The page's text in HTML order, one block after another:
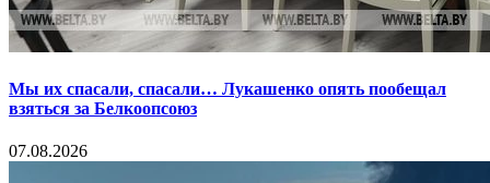
Мы их спасали, спасали… Лукашенко опять пообещал
взяться за Белкоопсоюз
07.08.2026